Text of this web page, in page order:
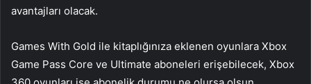
avantajları olacak.
Games With Gold ile kitaplığınıza eklenen oyunlara Xbox
Game Pass Core ve Ultimate aboneleri erişebilecek, Xbox